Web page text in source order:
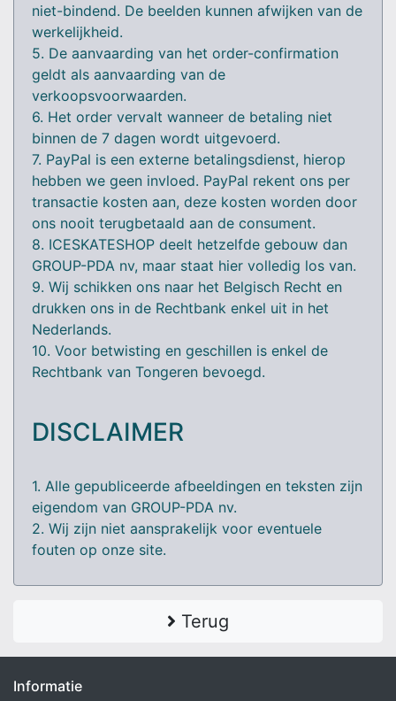
niet-bindend. De beelden kunnen afwijken van de
werkelijkheid.
5. De aanvaarding van het order-confirmation
geldt als aanvaarding van de
verkoopsvoorwaarden.
6. Het order vervalt wanneer de betaling niet
binnen de 7 dagen wordt uitgevoerd.
7. PayPal is een externe betalingsdienst, hierop
hebben we geen invloed. PayPal rekent ons per
transactie kosten aan, deze kosten worden door
ons nooit terugbetaald aan de consument.
8. ICESKATESHOP deelt hetzelfde gebouw dan
GROUP-PDA nv, maar staat hier volledig los van.
9. Wij schikken ons naar het Belgisch Recht en
drukken ons in de Rechtbank enkel uit in het
Nederlands.
10. Voor betwisting en geschillen is enkel de
Rechtbank van Tongeren bevoegd.
DISCLAIMER
1. Alle gepubliceerde afbeeldingen en teksten zijn
eigendom van GROUP-PDA nv.
2. Wij zijn niet aansprakelijk voor eventuele
fouten op onze site.
Terug
Informatie